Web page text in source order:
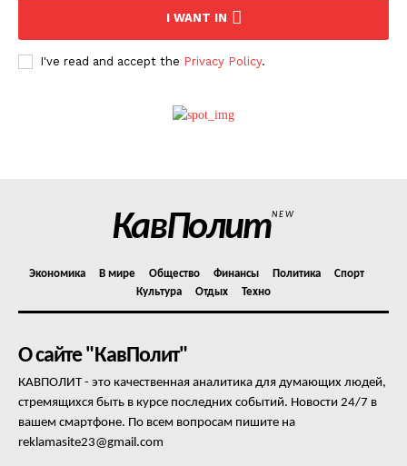
Контакты
I WANT IN
I've read and accept the Privacy Policy.
КавПолитNEW
Экономика В мире Общество Финансы Политика
Спорт
Культура
Отдых Техно
О сайте "КавПолит"
КАВПОЛИТ - это качественная аналитика для думающих людей,
стремящихся быть в курсе последних событий. Новости 24/7 в
вашем смартфоне. По всем вопросам пишите на
reklamasite23@gmail.com